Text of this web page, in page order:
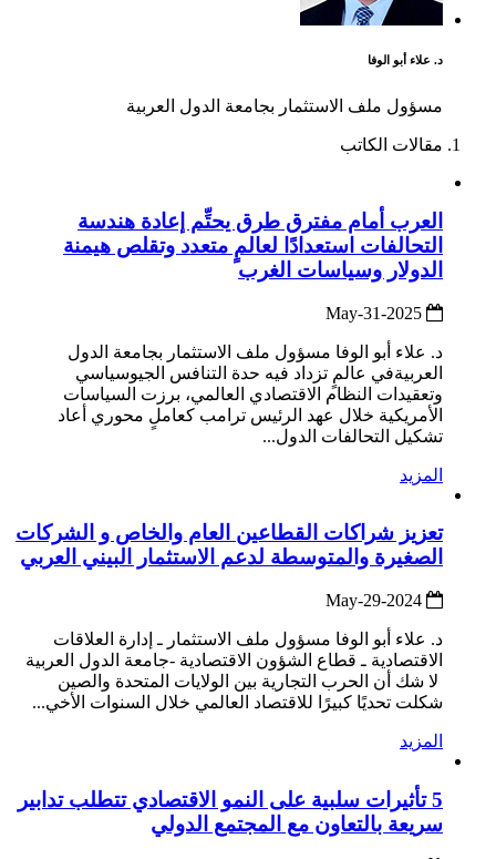
د. علاء أبو الوفا
مسؤول ملف الاستثمار بجامعة الدول العربية
مقالات الكاتب
العرب أمام مفترق طرق يحتِّم إعادة هندسة
التحالفات استعدادًا لعالمٍ متعدد وتقلص هيمنة
الدولار وسياسات الغرب
د. علاء أبو الوفا مسؤول ملف الاستثمار بجامعة الدول
العربيةفي عالمٍ تزداد فيه حدة التنافس الجيوسياسي
وتعقيدات النظام الاقتصادي العالمي، برزت السياسات
الأمريكية خلال عهد الرئيس ترامب كعاملٍ محوري أعاد
تشكيل التحالفات الدول...
المزيد
تعزيز شراكات القطاعين العام والخاص و الشركات
الصغيرة والمتوسطة لدعم الاستثمار البيني العربي
د. علاء أبو الوفا مسؤول ملف الاستثمار ـ إدارة العلاقات
الاقتصادية ـ قطاع الشؤون الاقتصادية -جامعة الدول العربية
لا شك أن الحرب التجارية بين الولايات المتحدة والصين
شكلت تحديًا كبيرًا للاقتصاد العالمي خلال السنوات الأخي...
المزيد
5 تأثيرات سلبية على النمو الاقتصادي تتطلب تدابير
سريعة بالتعاون مع المجتمع الدولي